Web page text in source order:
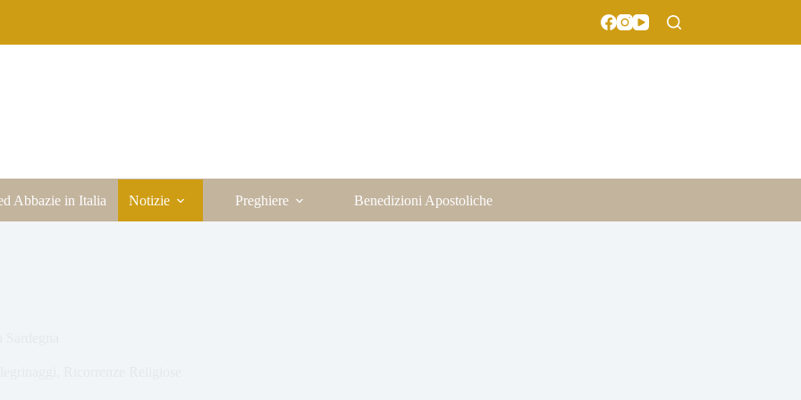
Abbazie in Italia Notizie Preghiere Benedizioni Apostoliche